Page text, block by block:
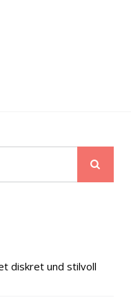
diskret und stilvoll